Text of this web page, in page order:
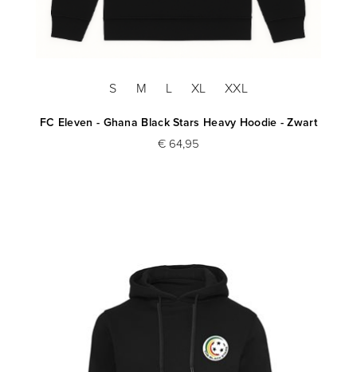
S M L XL XXL
FC Eleven - Ghana Black Stars Heavy Hoodie - Zwart
€ 64,95